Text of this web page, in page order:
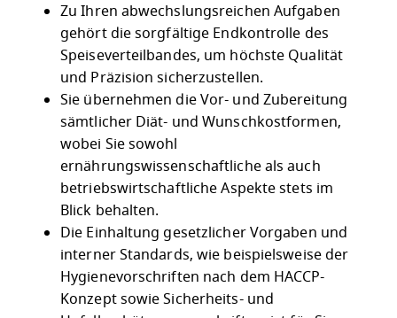
Zu Ihren abwechslungsreichen Aufgaben
gehört die sorgfältige Endkontrolle des
Speiseverteilbandes, um höchste Qualität
und Präzision sicherzustellen.
Sie übernehmen die Vor- und Zubereitung
sämtlicher Diät- und Wunschkostformen,
wobei Sie sowohl
ernährungswissenschaftliche als auch
betriebswirtschaftliche Aspekte stets im
Blick behalten.
Die Einhaltung gesetzlicher Vorgaben und
interner Standards, wie beispielsweise der
Hygienevorschriften nach dem HACCP-
Konzept sowie Sicherheits- und